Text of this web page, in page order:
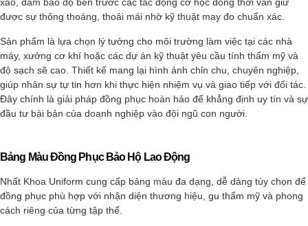
xảo, đảm bảo độ bền trước các tác động cơ học đồng thời vẫn giữ
được sự thông thoáng, thoải mái nhờ kỹ thuật may đo chuẩn xác.
Sản phẩm là lựa chọn lý tưởng cho môi trường làm việc tại các nhà
máy, xưởng cơ khí hoặc các dự án kỹ thuật yêu cầu tính thẩm mỹ và
độ sạch sẽ cao. Thiết kế mang lại hình ảnh chỉn chu, chuyên nghiệp,
giúp nhân sự tự tin hơn khi thực hiện nhiệm vụ và giao tiếp với đối tác.
Đây chính là giải pháp đồng phục hoàn hảo để khẳng định uy tín và sự
đầu tư bài bản của doanh nghiệp vào đội ngũ con người.
Bảng Màu Đồng Phục Bảo Hộ Lao Động
Nhất Khoa Uniform cung cấp bảng màu đa dạng, dễ dàng tùy chọn để
đồng phục phù hợp với nhận diện thương hiệu, gu thẩm mỹ và phong
cách riêng của từng tập thể.